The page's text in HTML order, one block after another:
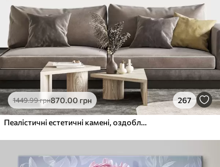
1449.99грн870.00 грн 267
Пеалістичні естетичні камені, оздоблення будинку, природне освітлення